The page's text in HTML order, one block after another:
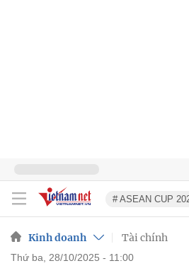
# ASEAN CUP
Kinh doanh Tài chính
thứ ba, 28/10/2025 - 11:00